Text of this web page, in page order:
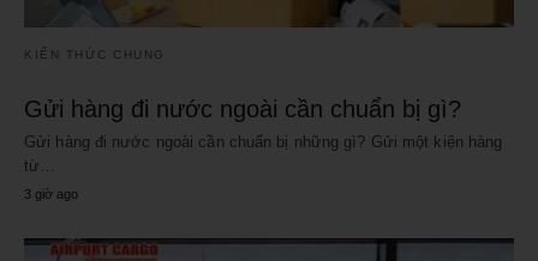
KIẾN THỨC CHUNG
Gửi hàng đi nước ngoài cần chuẩn bị gì?
Gửi hàng đi nước ngoài cần chuẩn bị những gì? Gửi một kiện hàng
từ…
3 giờ ago